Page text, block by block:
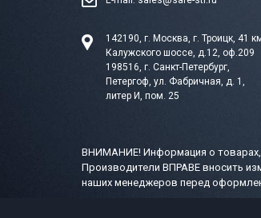
142190, г. Москва, г. Троицк, 41
Калужского шоссе, д.12, оф.209
198516, г. Санкт-Петербург,
Петергоф, ул. Фабричная, д. 1,
литер И, пом. 25
ВНИМАНИЕ! Информация о товарах,
Производители ВПРАВЕ вносить
наших менеджеров перед